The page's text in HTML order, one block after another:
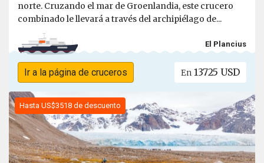
norte. Cruzando el mar de Groenlandia, este crucero
combinado le llevará a través del archipiélago de...
El Plancius
Ir a la página de cruceros En 13725 USD
Hasta US$3518 de descuento